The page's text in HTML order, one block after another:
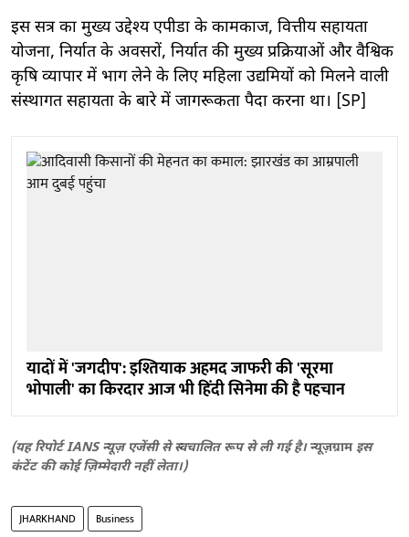
इस सत्र का मुख्य उद्देश्य एपीडा के कामकाज, वित्तीय सहायता
योजना, निर्यात के अवसरों, निर्यात की मुख्य प्रक्रियाओं और वैश्विक
कृषि व्यापार में भाग लेने के लिए महिला उद्यमियों को मिलने वाली
संस्थागत सहायता के बारे में जागरूकता पैदा करना था। [SP]
यादों में 'जगदीप': इश्तियाक अहमद जाफरी की 'सूरमा
भोपाली' का किरदार आज भी हिंदी सिनेमा की है पहचान
(यह रिपोर्ट IANS न्यूज़ एजेंसी से स्वचालित रूप से ली गई है।न्यूज़ग्राम इस
कंटेंट की कोई ज़िम्मेदारी नहीं लेता।)
JHARKHAND Business